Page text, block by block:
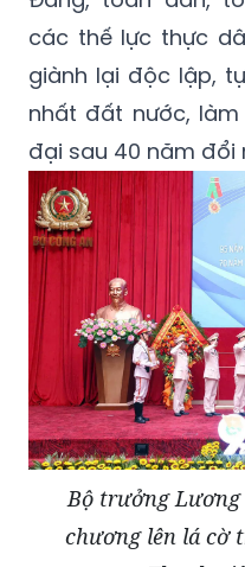
các thế lực thực
giành lại độc lập,
nhất đất nước,
đại sau 40 năm đổi
Bộ trưởng Lương
chương lên lá cờ